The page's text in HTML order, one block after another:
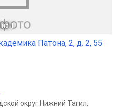
из 1
Патона, 2, д. 2, 55
округ Нижний Тагил,